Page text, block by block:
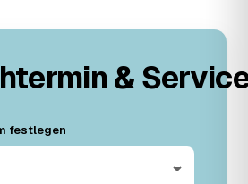
&
festlegen